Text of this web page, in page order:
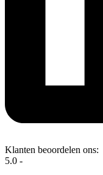
Klanten beoordelen ons:
5.0 -